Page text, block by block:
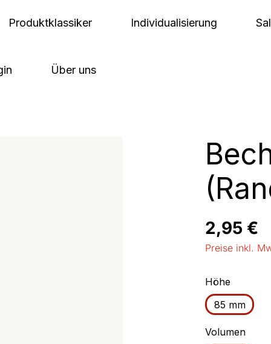
Produktklassiker
Rührbecher
Individualisierung
Über uns
Regulärer
2,95 €
Preise inkl.
Höhe
85 mm
Volumen